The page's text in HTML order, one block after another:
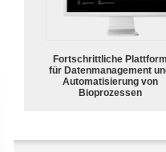
Fortschrittliche Plattform
für Datenmanagement
Automatisierung von
Bioprozessen